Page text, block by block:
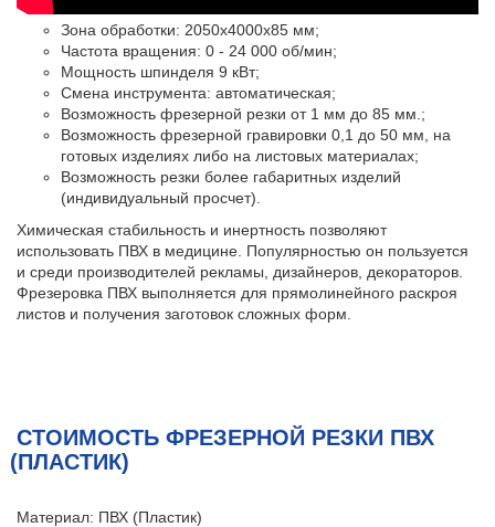
Зона обработки: 2050х4000х85 мм;
Частота вращения: 0 - 24 000 об/мин;
Мощность шпинделя 9 кВт;
Смена инструмента: автоматическая;
Возможность фрезерной резки от 1 мм до 85 мм.;
Возможность фрезерной гравировки 0,1 до 50 мм, на
готовых изделиях либо на листовых материалах;
Возможность резки более габаритных изделий
(индивидуальный просчет).
Химическая стабильность и инертность позволяют
использовать ПВХ в медицине. Популярностью он пользуется
и среди производителей рекламы, дизайнеров, декораторов.
Фрезеровка ПВХ выполняется для прямолинейного раскроя
листов и получения заготовок сложных форм.
СТОИМОСТЬ ФРЕЗЕРНОЙ РЕЗКИ ПВХ
(ПЛАСТИК)
Материал: ПВХ (Пластик)